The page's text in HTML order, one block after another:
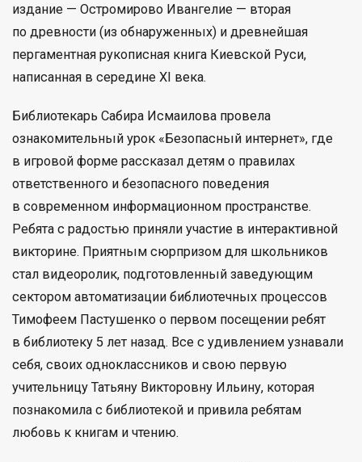
издание — Остромирово Ивангелие — вторая
по древности (из обнаруженных) и древнейшая
пергаментная рукописная книга Киевской Руси,
написанная в середине XI века.
Библиотекарь Сабира Исмаилова провела
ознакомительный урок «Безопасный интернет», где
в игровой форме рассказал детям о правилах
ответственного и безопасного поведения
в современном информационном пространстве.
Ребята с радостью приняли участие в интерактивной
викторине. Приятным сюрпризом для школьников
стал видеоролик, подготовленный заведующим
сектором автоматизации библиотечных процессов
Тимофеем Пастушенко о первом посещении ребят
в библиотеку 5 лет назад. Все с удивлением узнавали
себя, своих одноклассников и свою первую
учительницу Татьяну Викторовну Ильину, которая
познакомила с библиотекой и привила ребятам
любовь к книгам и чтению.